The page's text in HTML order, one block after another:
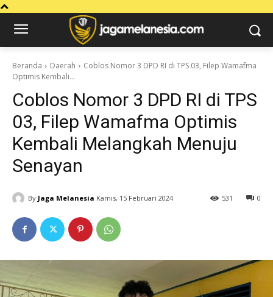
Beranda Daerah
Coblos Nomor 3 DPD RI di TPS 03, Filep Wamafma
Optimis Kembali...
Coblos Nomor 3 DPD RI di TPS
03, Filep Wamafma Optimis
Kembali Melangkah Menuju
Senayan
By Jaga Melanesia Kamis, 15 Februari 2024 0
531